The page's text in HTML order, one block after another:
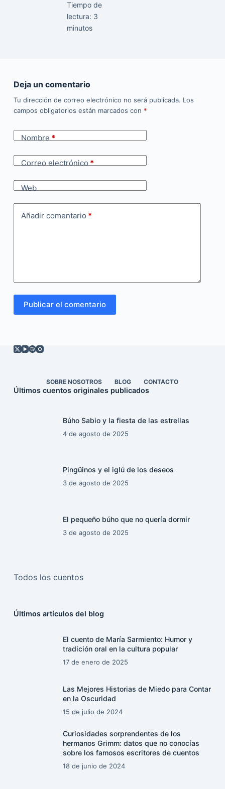
Tiempo de
lectura: 3
minutos
Deja un comentario
Tu dirección de correo electrónico no será publicada. Los
campos obligatorios están marcados con *
Nombre*
Correo electrónico*
Web
Añadir comentario *
Publicar el comentario
SOBRE NOSOTROS BLOG CONTACTO
Últimos cuentos originales publicados
Búho Sabio y la fiesta de las estrellas
4 de agosto de 2025
Pingüinos y el iglú de los deseos
3 de agosto de 2025
El pequeño búho que no quería dormir
3 de agosto de 2025
Todos los cuentos
Últimos artículos del blog
El cuento de María Sarmiento: Humor y
tradición oral en la cultura popular
17 de enero de 2025
Las Mejores Historias de Miedo para Contar
en la Oscuridad
15 de julio de 2024
Curiosidades sorprendentes de los
hermanos Grimm: datos que no conocías
sobre los famosos escritores de cuentos
18 de junio de 2024